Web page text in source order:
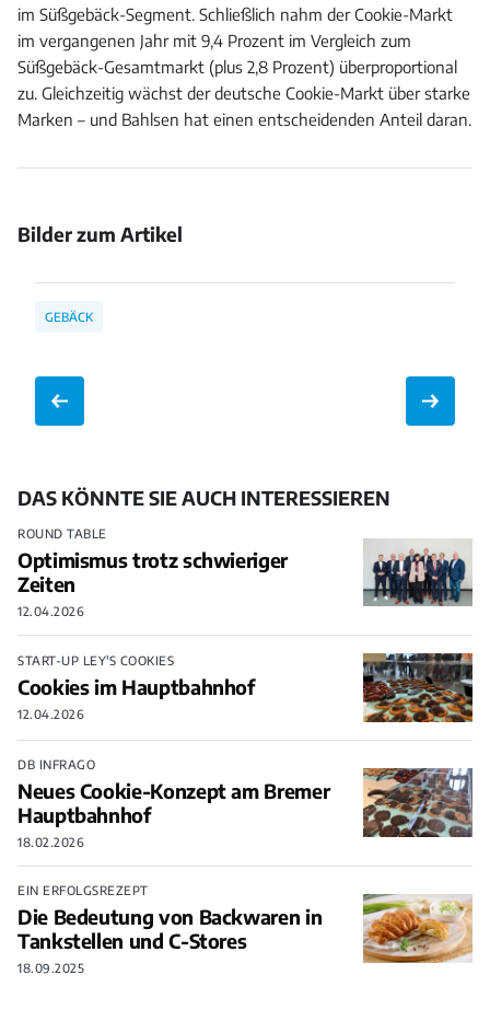
im Süßgebäck-Segment. Schließlich nahm der Cookie-Markt
im vergangenen Jahr mit 9,4 Prozent im Vergleich zum
Süßgebäck-Gesamtmarkt (plus 2,8 Prozent) überproportional
zu. Gleichzeitig wächst der deutsche Cookie-Markt über starke
Marken – und Bahlsen hat einen entscheidenden Anteil daran.
Bilder zum Artikel
GEBÄCK
DAS KÖNNTE SIE AUCH INTERESSIEREN
ROUND TABLE
Optimismus trotz schwieriger
Zeiten
12.04.2026
START-UP LEY'S COOKIES
Cookies im Hauptbahnhof
12.04.2026
DB INFRAGO
Neues Cookie-Konzept am Bremer
Hauptbahnhof
18.02.2026
EIN ERFOLGSREZEPT
Die Bedeutung von Backwaren in
Tankstellen und C-Stores
18.09.2025